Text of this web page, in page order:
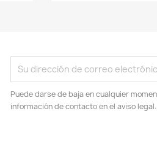
Puede darse de baja en cualquier
información de contacto en el aviso legal.